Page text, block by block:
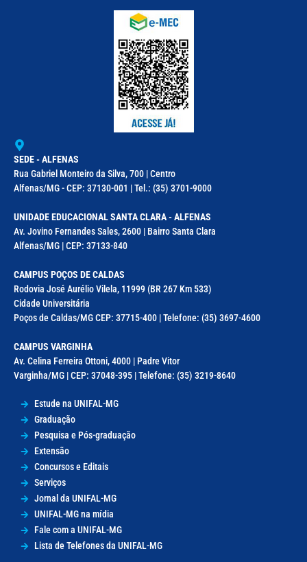
SEDE - ALFENAS
Rua Gabriel Monteiro da Silva, 700 | Centro
Alfenas/MG - CEP: 37130-001 | Tel.: (35) 3701-9000
UNIDADE EDUCACIONAL SANTA CLARA - ALFENAS
Av. Jovino Fernandes Sales, 2600 | Bairro Santa Clara
Alfenas/MG | CEP: 37133-840
CAMPUS POÇOS DE CALDAS
Rodovia José Aurélio Vilela, 11999 (BR 267 Km 533)
Cidade Universitária
Poços de Caldas/MG CEP: 37715-400 | Telefone: (35) 3697-4600
CAMPUS VARGINHA
Av. Celina Ferreira Ottoni, 4000 | Padre Vitor
Varginha/MG | CEP: 37048-395 | Telefone: (35) 3219-8640
Estude na UNIFAL-MG
Graduação
Pesquisa e Pós-graduação
Extensão
Concursos e Editais
Serviços
Jornal da UNIFAL-MG
UNIFAL-MG na mídia
Fale com a UNIFAL-MG
Lista de Telefones da UNIFAL-MG